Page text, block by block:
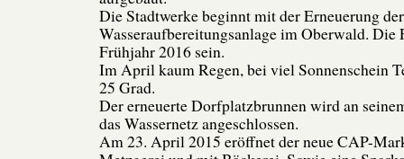
Die Stadtwerke beginnt mit der Erneuerung der
Wasseraufbereitungsanlage im Oberwald.
Frühjahr 2016 sein.
Im April kaum Regen, bei viel Sonnenschein
25 Grad.
Der erneuerte Dorfplatzbrunnen wird an
das Wassernetz angeschlossen.
Am 23. April 2015 eröffnet der neue CAP-